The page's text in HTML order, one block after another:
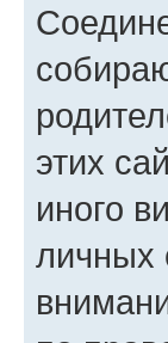
этих
иного
личных